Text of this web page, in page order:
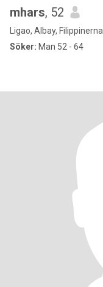
mhars, 52
Ligao, Albay, Filippinerna
Söker: Man 52 - 64